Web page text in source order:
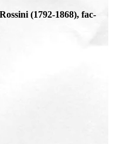
(1792-1868), fac-